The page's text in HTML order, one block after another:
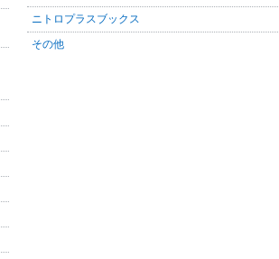
ニトロプラスブックス
その他